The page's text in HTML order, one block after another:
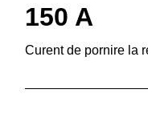
150 A
Curent de pornire la